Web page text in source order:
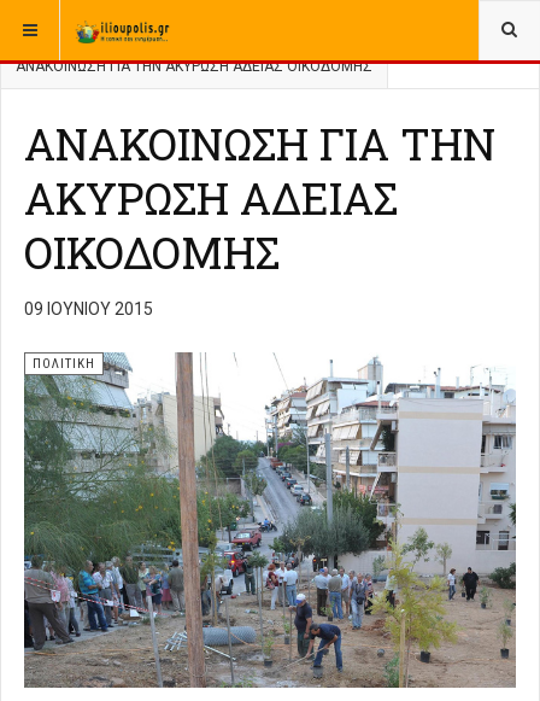
ΒΡΊΣΚΕΣΤΕ ΕΔΏ: ΑΡΧΙΚΉ
ΑΝΑΚΟΙΝΩΣΗ ΓΙΑ ΤΗΝ ΑΚΥΡΩΣΗ ΑΔΕΙΑΣ ΟΙΚΟΔΟΜΗΣ
ΑΝΑΚΟΙΝΩΣΗ ΓΙΑ ΤΗΝ
ΑΚΥΡΩΣΗ ΑΔΕΙΑΣ
ΟΙΚΟΔΟΜΗΣ
09 ΙΟΥΝΊΟΥ 2015
ΠΟΛΙΤΙΚΗ